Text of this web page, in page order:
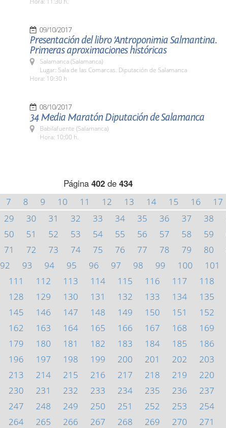
09/10/2017
Presentación del libro 'Antroponimia Salmantina.
Primeras aproximaciones históricas
Salamanca (Salamanca)
Lugar: Sala de las Comarcas. Diputación de Salamanca
Hora: 10:30 h
08/10/2017
34 Media Maratón Diputación de Salamanca
Babilafuente (Salamanca)
Hora: 10:00 h.
Página 402de 434
7 8 9 10 11 12 13 14 15 16 17
29 30 31 32 33 34 35 36 37 38
50 51 52 53 54 55 56 57 58 59
71 72 73 74 75 76 77 78 79 80
92 93 94 95 96 97 98 99 100 101
111 112 113 114 115 116 117 118
128 129 130 131 132 133 134 135
145 146 147 148 149 150 151 152
162 163 164 165 166 167 168 169
179 180 181 182 183 184 185 186
196 197 198 199 200 201 202 203
213 214 215 216 217 218 219 220
230 231 232 233 234 235 236 237
247 248 249 250 251 252 253 254
264 265 266 267 268 269 270 271